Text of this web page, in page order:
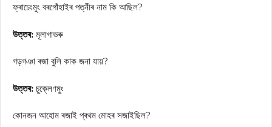
ফ্ৰাচেংমুং বৰগোঁহাইৰ পত্নীৰ নাম কি আছিল?
উত্তৰ: মূলাগাভৰু
গড়গঞা ৰজা বুলি কাক জনা যায়?
উত্তৰ: চুক্লেণমুং
কোনজন আহোম ৰজাই প্ৰথম মোহৰ সজাইছিল?